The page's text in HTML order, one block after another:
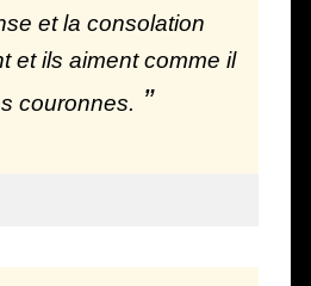
et la consolation
et ils aiment comme il
couronnes.